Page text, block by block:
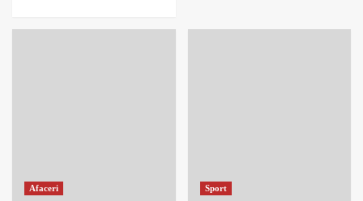
Afaceri Sport